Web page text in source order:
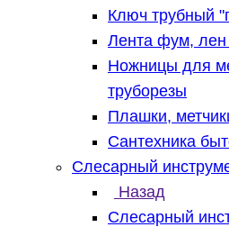
Ключ трубный
Лента фум, лен
Ножницы для
труборезы
Плашки,
Сантехника
Слесарный
Назад
Слесарный